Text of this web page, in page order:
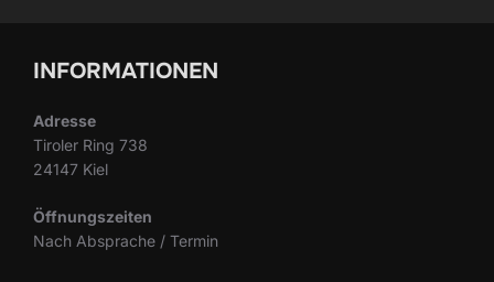
INFORMATIONEN
Adresse
Tiroler Ring 738
24147 Kiel
Öffnungszeiten
Nach Absprache / Termin